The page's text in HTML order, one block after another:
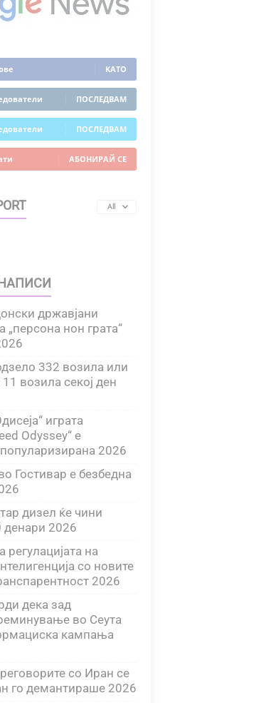
КАТО
ПОСЛЕДВАМ
ПОСЛЕДВАМ
АБОНИРАЙ СЕ
All
државјани
„персона нон грата“
332 возила или
возила секој ден
играта
Odyssey“ е
2026
Гостивар е безбедна
дизел ќе чини
денари 2026
регулацијата на
со новите
2026
дека зад
во Сеута
кампања
со Иран се
го демантираше 2026